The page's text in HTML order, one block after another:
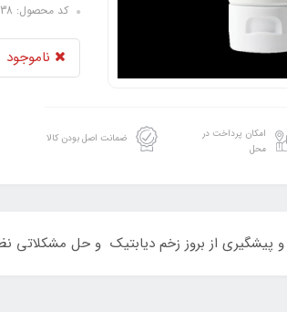
کد محصول: 4738
ناموجود
امکان پرداخت در
محل
ضمانت اصل بودن کالا
و پیشگیری از بروز زخم دیابتیک و حل